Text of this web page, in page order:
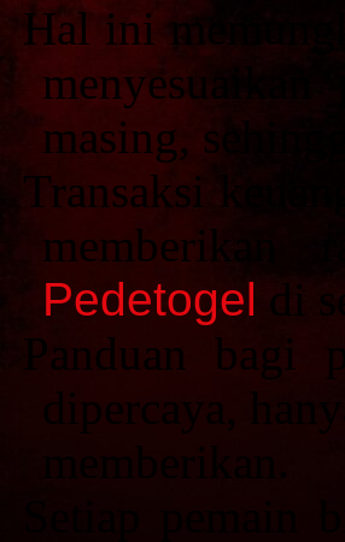
Hal ini
masing,
Transaksi
memberikan
Pedetogel di
Panduan bagi
dipercaya,
memberikan.